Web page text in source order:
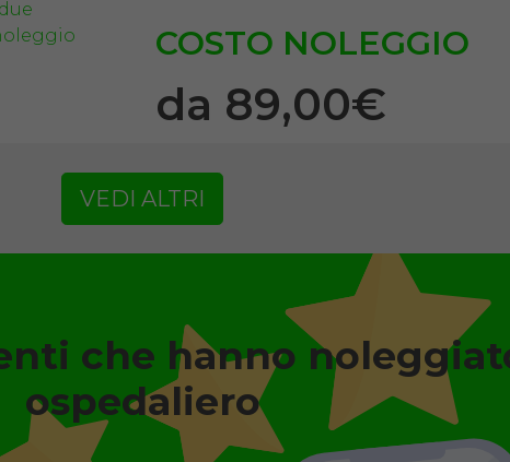
COSTO NOLEGGIO
da 89,00€
SCHEDA COMPLETA
ortopedico elettrico in legno
Antidecubito
Noleggio letto da
VEDI ALTRI
che hanno
ospedaliero